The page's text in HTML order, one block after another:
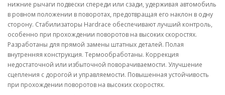
нижние рычаги подвески спереди или сзади, удерживая автомобиль
в ровном положении в поворотах, предотвращая его наклон в одну
сторону. Стабилизаторы Hardrace обеспечивают лучший контроль,
особенно при прохождении поворотов на высоких скоростях.
Разработаны для прямой замены штатных деталей. Полая
внутренняя конструкция. Термообработаны. Коррекция
недостаточной или избыточной поворачиваемости. Улучшение
сцепления с дорогой и управляемости. Повышенная устойчивость
при прохождении поворотов на высоких скоростях.